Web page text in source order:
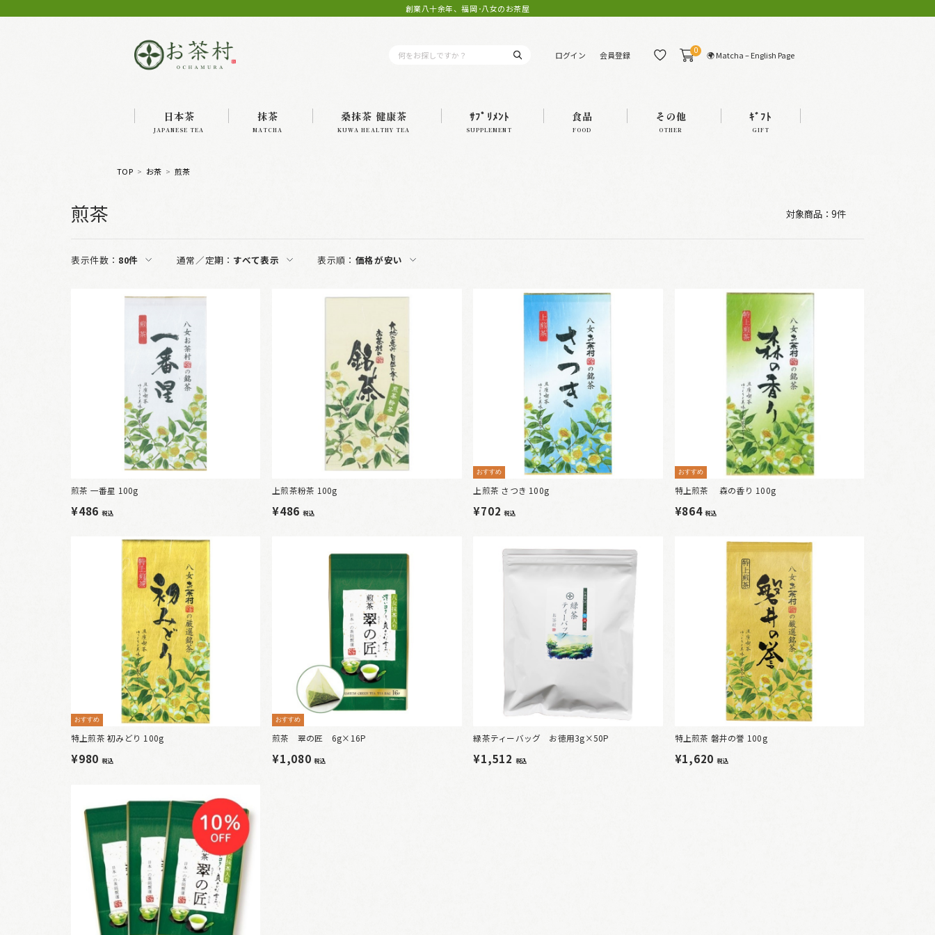
創業八十余年、福岡･八女のお茶屋
ログイン 会員登録 0 🌍 Matcha – English Page
日本茶
JAPANESE TEA
抹茶
MATCHA
桑抹茶 健康茶
KUWA HEALTHY TEA
ｻﾌﾟﾘﾒﾝﾄ
SUPPLEMENT
食品
FOOD
その他
OTHER
ｷﾞﾌﾄ
GIFT
TOP お茶 煎茶
煎茶 対象商品：9件
表示件数： 80件 通常／定期： すべて表示 表示順： 価格が安い
煎茶 一番星 100g
¥486 税込
上煎茶粉茶 100g
¥486 税込
おすすめ
上煎茶 さつき 100g
¥702税込
おすすめ
特上煎茶 森の香り 100g
¥864税込
おすすめ
特上煎茶 初みどり 100g
¥980 税込
おすすめ
煎茶 翠の匠 6g×16P
¥1,080税込
緑茶ティーバッグ お徳用3g×50P
¥1,512 税込
特上煎茶 磐井の誉 100g
¥1,620 税込